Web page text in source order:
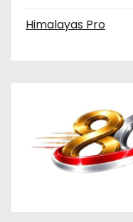
Himalayas Pro